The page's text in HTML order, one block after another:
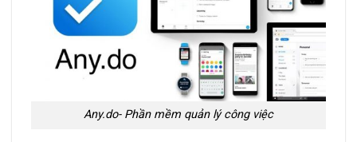
Any.do- Phần mềm quản lý công việc